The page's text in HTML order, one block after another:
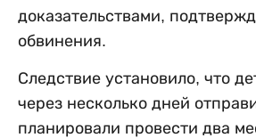
доказательствами,
обвинения.
Следствие установило, что
через несколько дней
планировали провести два